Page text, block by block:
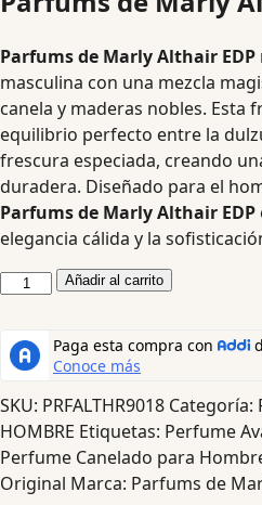
Parfums de Marly Althair EDP
masculina con una mezcla
canela y maderas nobles. Esta
equilibrio perfecto entre la
frescura especiada, creando
duradera. Diseñado para el
Parfums de Marly Althair EDP
elegancia cálida y la
Añadir al carrito
SKU: PRFALTHR9018 Categoría:
HOMBRE Etiquetas: Perfume
Perfume Canelado para
Original Marca: Parfums de